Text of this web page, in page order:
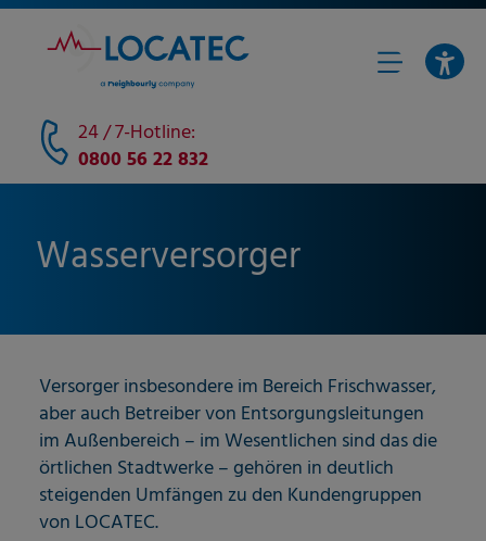
24 / 7-Hotline:
0800 56 22 832
Wasserversorger
Versorger insbesondere im Bereich Frischwasser,
aber auch Betreiber von Entsorgungsleitungen
im Außenbereich – im Wesentlichen sind das die
örtlichen Stadtwerke – gehören in deutlich
steigenden Umfängen zu den Kundengruppen
von LOCATEC.